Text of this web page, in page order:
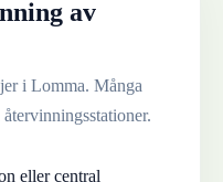
av
i Lomma. Många
eller central